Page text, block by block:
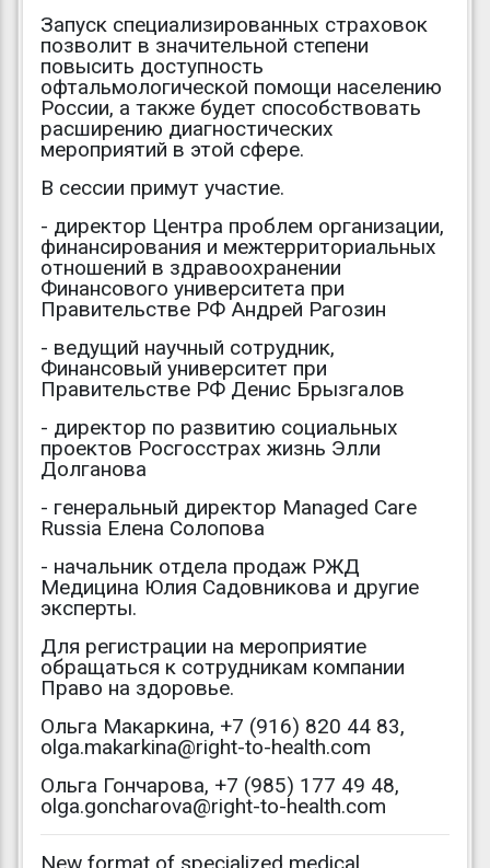
Запуск специализированных страховок
позволит в значительной степени
повысить доступность
офтальмологической помощи населению
России, а также будет способствовать
расширению диагностических
мероприятий в этой сфере.
В сессии примут участие.
- директор Центра проблем организации,
финансирования и межтерриториальных
отношений в здравоохранении
Финансового университета при
Правительстве РФ Андрей Рагозин
- ведущий научный сотрудник,
Финансовый университет при
Правительстве РФ Денис Брызгалов
- директор по развитию социальных
проектов Росгосстрах жизнь Элли
Долганова
- генеральный директор Managed Care
Russia Елена Солопова
- начальник отдела продаж РЖД
Медицина Юлия Садовникова и другие
эксперты.
Для регистрации на мероприятие
обращаться к сотрудникам компании
Право на здоровье.
Ольга Макаркина, +7 (916) 820 44 83,
olga.makarkina@right-to-health.com
Ольга Гончарова, +7 (985) 177 49 48,
olga.goncharova@right-to-health.com
New format of specialized medical